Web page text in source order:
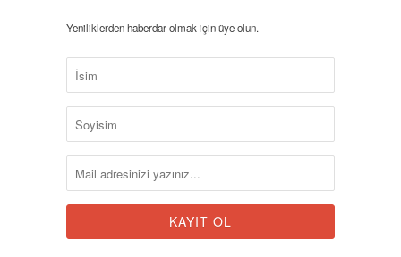
Yeniliklerden haberdar olmak için üye olun.